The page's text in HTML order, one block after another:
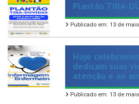
Publicado em: 13 de
Hoje
dedicam suas
atenção e ao
Publicado em: 13 de